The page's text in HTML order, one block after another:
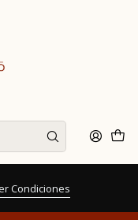
Condiciones